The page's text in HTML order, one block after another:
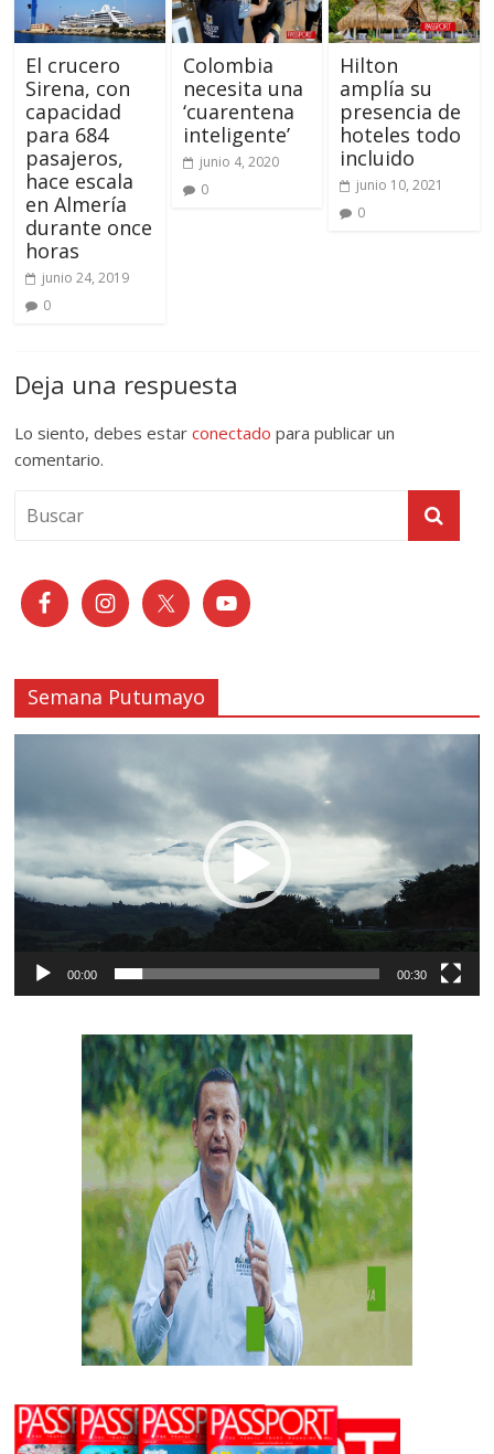
El crucero
Sirena, con
capacidad
para 684
pasajeros,
hace escala
en Almería
durante once
horas
junio 24, 2019
0
Colombia
necesita una
‘cuarentena
inteligente’
junio 4, 2020
0
Hilton
amplía su
presencia de
hoteles todo
incluido
junio 10, 2021
0
Deja una respuesta
Lo siento, debes estarconectado para publicar un
comentario.
Semana Putumayo
00:00 00:30